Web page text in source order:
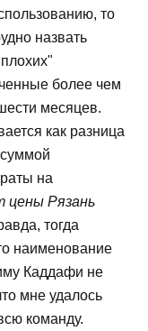
то
назвать
более чем
месяцев.
как разница
на
цены Рязань
тогда
наименование
Каддафи не
мне удалось
команду.